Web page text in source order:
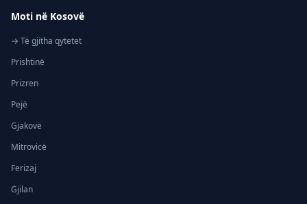
Moti në Kosovë
→ Të gjitha qytetet
Prishtinë
Prizren
Pejë
Gjakovë
Mitrovicë
Ferizaj
Gjilan